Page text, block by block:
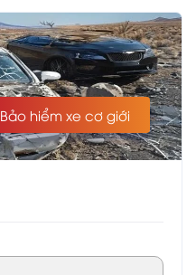
Bảo hiểm xe cơ giới